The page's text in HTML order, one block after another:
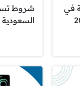
في
شروط
السعودية 2026